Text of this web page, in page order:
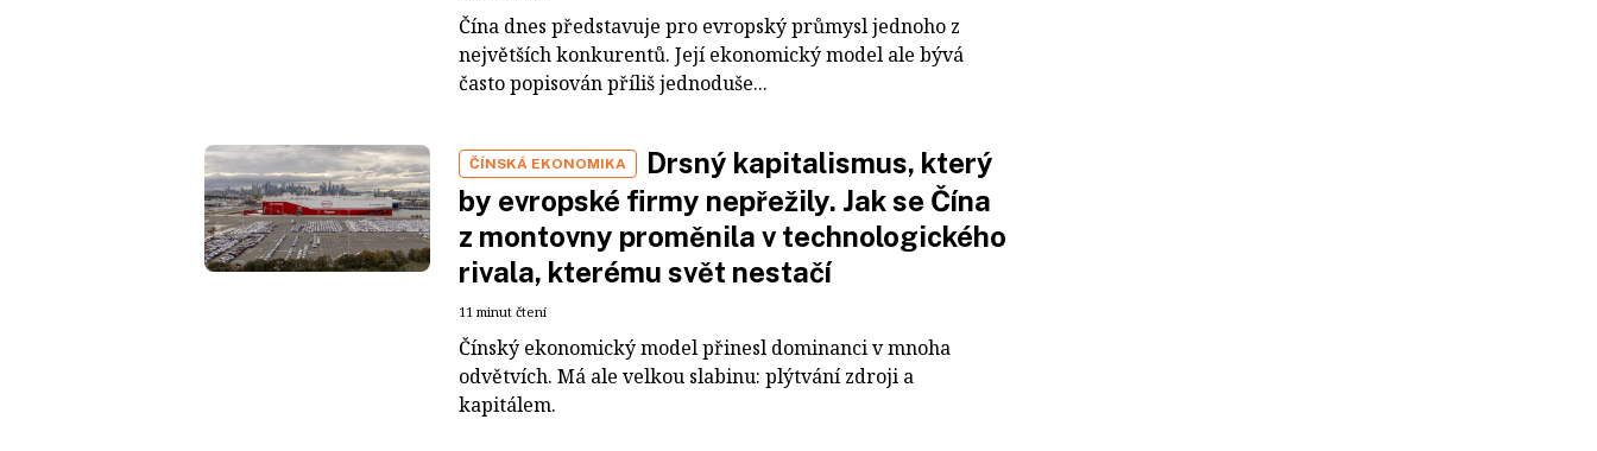
Čína dnes představuje pro evropský průmysl jednoho z
největších konkurentů. Její ekonomický model ale bývá
často popisován příliš jednoduše...
ČÍNSKÁ EKONOMIKA
Drsný kapitalismus, který
by evropské firmy nepřežily. Jak se Čína
z montovny proměnila v technologického
rivala, kterému svět nestačí
11 minut čtení
Čínský ekonomický model přinesl dominanci v mnoha
odvětvích. Má ale velkou slabinu: plýtvání zdroji a
kapitálem.